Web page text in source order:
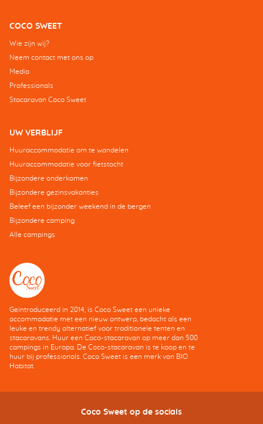
COCO SWEET
Wie zijn wij?
Neem contact met ons op
Media
Professionals
Stacaravan Coco Sweet
UW VERBLIJF
Huuraccommodatie om te wandelen
Huuraccommodatie voor fietstocht
Bijzondere onderkomen
Bijzondere gezinsvakanties
Beleef een bijzonder weekend in de bergen
Bijzondere camping
Alle campings
Geïntroduceerd in 2014, is Coco Sweet een unieke
accommodatie met een nieuw ontwerp, bedacht als een
leuke en trendy alternatief voor traditionele tenten en
stacaravans. Huur een Coco-stacaravan op meer dan 500
campings in Europa. De Coco-stacaravan is te koop en te
huur bij professionals. Coco Sweet is een merk van BIO
Habitat.
Coco Sweet op de socials